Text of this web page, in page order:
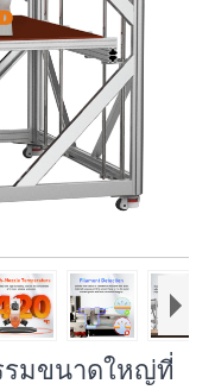
รมขนาดใหญ่ที่